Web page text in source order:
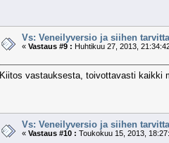
Vs: Veneilyversio ja siihen
«Vastaus #9 : Huhtikuu 27, 2013,
Kiitos vastauksesta, toivottavasti kaikki
Vs: Veneilyversio ja siihen
«Vastaus #10 : Toukokuu 15, 2013,